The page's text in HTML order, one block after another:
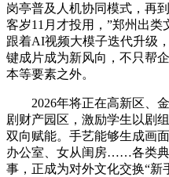
岗亭普及人机协同模式，再
客岁11月才投用，”郑州出类
跟着AI视频大模子迭代升级
键成片成为新风向，不只帮
本等要素之外。
2026年将正在高新区、金
剧财产园区，激励学生以剧
双向赋能。手艺能够生成画
办公室、女从闺房……各类
事，正成为对外文化交换“新